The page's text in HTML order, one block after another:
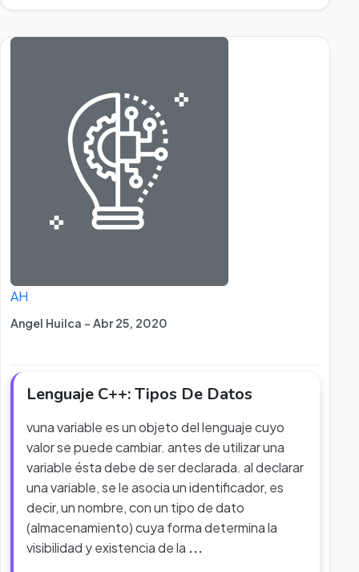
AH
Angel Huilca - Abr 25, 2020
Lenguaje C++: Tipos De Datos
vuna variable es un objeto del lenguaje cuyo
valor se puede cambiar. antes de utilizar una
variable ésta debe de ser declarada. al declarar
una variable, se le asocia un identificador, es
decir, un nombre, con un tipo de dato
(almacenamiento) cuya forma determina la
visibilidad y existencia de la ...